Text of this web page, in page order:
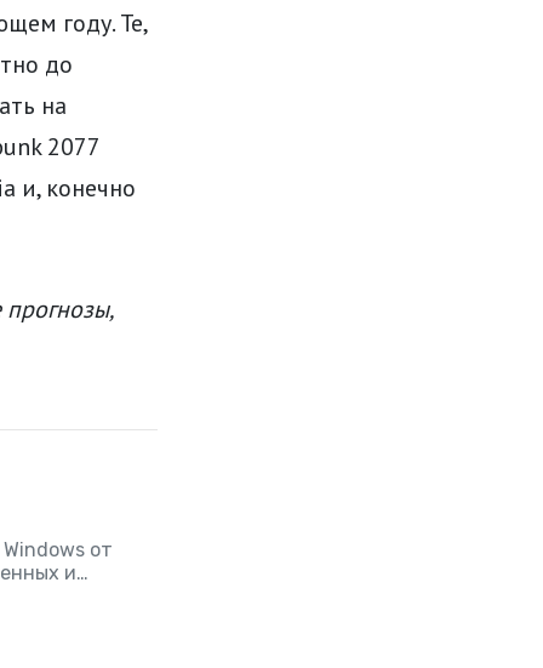
году. Те,
до
на
2077
и, конечно
от
и